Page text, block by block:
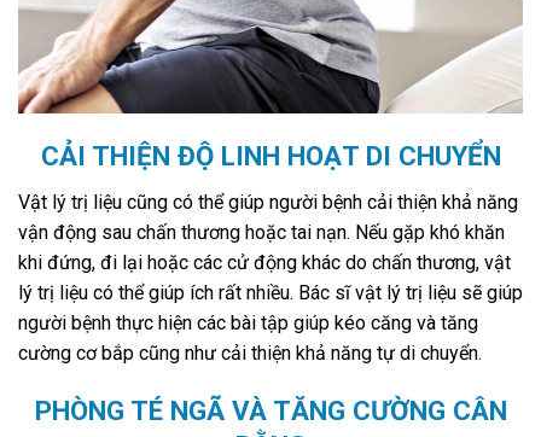
CẢI THIỆN ĐỘ LINH HOẠT DI CHUYỂN
Vật lý trị liệu cũng có thể giúp người bệnh cải thiện khả năng
vận động sau chấn thương hoặc tai nạn. Nếu gặp khó khăn
khi đứng, đi lại hoặc các cử động khác do chấn thương, vật
lý trị liệu có thể giúp ích rất nhiều. Bác sĩ vật lý trị liệu sẽ giúp
người bệnh thực hiện các bài tập giúp kéo căng và tăng
cường cơ bắp cũng như cải thiện khả năng tự di chuyển.
PHÒNG TÉ NGÃ VÀ TĂNG CƯỜNG CÂN